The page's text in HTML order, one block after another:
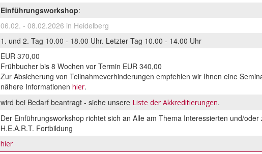
Einführungsworkshop:
06.02. - 08.02.2026 in Heidelberg
1. und 2. Tag 10.00 - 18.00 Uhr. Letzter Tag 10.00 - 14.00 Uhr
EUR 370,00
Frühbucher bis 8 Wochen vor Termin EUR 340,00
Zur Absicherung von Teilnahmeverhinderungen empfehlen wir Ihnen eine
nähere Informationen hier.
wird bei Bedarf beantragt - siehe unsere Liste der Akkreditierungen.
Der Einführungsworkshop richtet sich an Alle am Thema Interessierten und/
H.E.A.R.T. Fortbildung
hier